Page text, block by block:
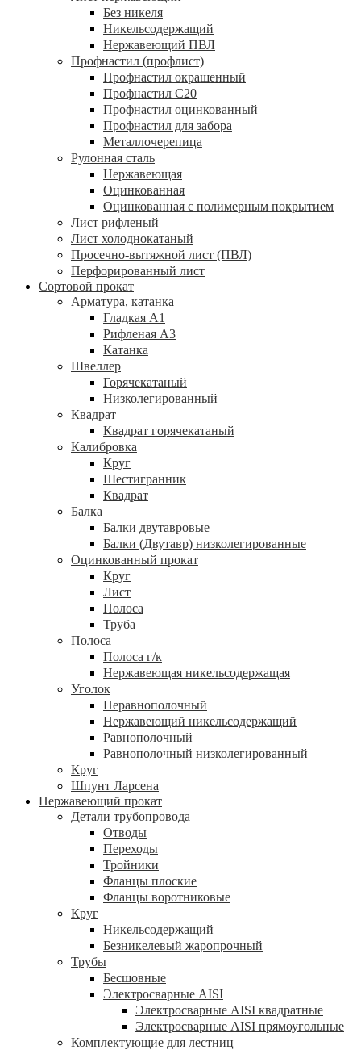
Без никеля
Никельсодержащий
Нержавеющий ПВЛ
Профнастил (профлист)
Профнастил окрашенный
Профнастил С20
Профнастил оцинкованный
Профнастил для забора
Металлочерепица
Рулонная сталь
Нержавеющая
Оцинкованная
Оцинкованная с полимерным покрытием
Лист рифленый
Лист холоднокатаный
Просечно-вытяжной лист (ПВЛ)
Перфорированный лист
Сортовой прокат
Арматура, катанка
Гладкая А1
Рифленая А3
Катанка
Швеллер
Горячекатаный
Низколегированный
Квадрат
Квадрат горячекатаный
Калибровка
Круг
Шестигранник
Квадрат
Балка
Балки двутавровые
Балки (Двутавр) низколегированные
Оцинкованный прокат
Круг
Лист
Полоса
Труба
Полоса
Полоса г/к
Нержавеющая никельсодержащая
Уголок
Неравнополочный
Нержавеющий никельсодержащий
Равнополочный
Равнополочный низколегированный
Круг
Шпунт Ларсена
Нержавеющий прокат
Детали трубопровода
Отводы
Переходы
Тройники
Фланцы плоские
Фланцы воротниковые
Круг
Никельсодержащий
Безникелевый жаропрочный
Трубы
Бесшовные
Электросварные AISI
Электросварные AISI квадратные
Электросварные AISI прямоугольные
Комплектующие для лестниц